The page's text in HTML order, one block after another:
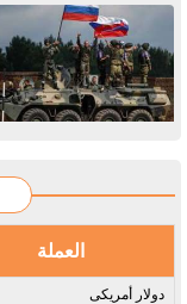
العملة
دولار أمريكى​